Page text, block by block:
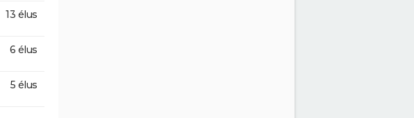
13 élus
6 élus
5 élus